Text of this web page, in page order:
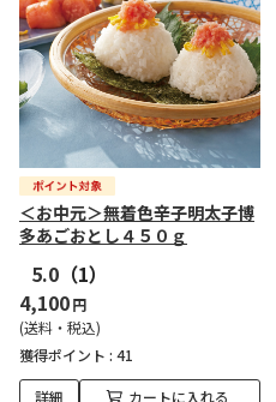
＜お中元＞無着色辛子明太子博
多あごおとし４５０ｇ
5.0 （1）
4,100円
(送料・税込)
獲得ポイント : 41
詳細 カートに入れる